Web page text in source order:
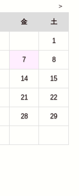
金 土
1
7 8
14 15
21 22
28 29